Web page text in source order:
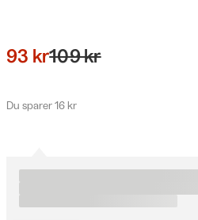
93 kr109 kr
Du sparer 16 kr